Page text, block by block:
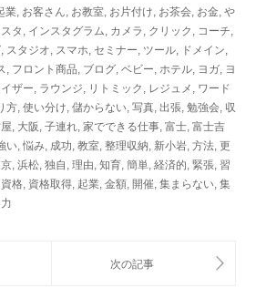
業, お客さん, お教室, お片付け, お茶会, お金, や
タ , インスタグラム, カメラ , クリック , コーチ,
, スタジオ, スマホ, セミナー, ツール, ドメイン,
, フロント商品, ブログ, ベビー, ホテル, ヨガ, ヨ
ザー, ラウンジ, リトミック , レジュメ , ワード
方, 使い分け, 儲からない, 写真, 出張, 勉強会, 収
, 大阪 , 子連れ, 家でできる仕事, 富士, 富士吉
い, 悩み, 成功, 教室, 整理収納, 新小岩, 方法, 更
, 浜松, 独自 , 理由, 知育, 簡単, 経済的, 緊張, 習
資格, 資格取得, 起業, 金額, 開催, 集まらない, 集